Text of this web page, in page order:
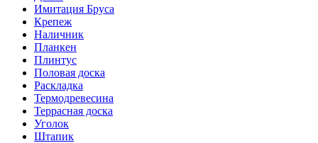
Имитация Бруса
Крепеж
Наличник
Планкен
Плинтус
Половая доска
Раскладка
Термодревесина
Террасная доска
Уголок
Штапик